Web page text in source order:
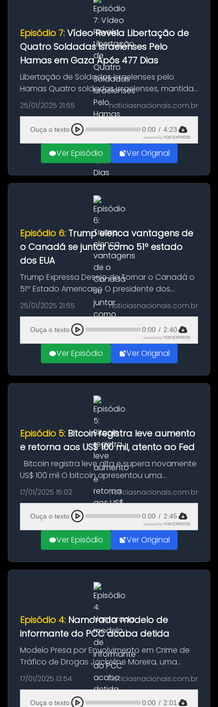
Episódio 7: Vídeo Revela Libertação de
Quatro Soldadas Israelenses Pelo
Hamas em Gaza Após 477 Dias
Libertação de Soldadas Israelenses pelo
Hamas Quatro soldadas israelenses, mantidas
reféns pelo grupo Hamas por 477 dias, foram
finalmente libertadas neste sábado, em uma
cerimônia realizada na cidade...
25/01/2025 21:55 noticiasnacionais.com.br
Ouça o texto 0:00 / 4:23
powered by VOICEXPRESS
Ver Episódio Ver Original
Episódio 6: Trump elenca vantagens de
o Canadá se juntar como 51º estado
dos EUA
Trump Expressa Desejo de Tornar o Canadá o
51º Estado Americano O presidente dos
Estados Unidos, Donald Trump, reiterou seu
interesse em ver o Canadá se tornar o 51º
estado da América, prometendo uma ...
25/01/2025 21:55 noticiasnacionais.com.br
Ouça o texto 0:00 / 2:40
powered by VOICEXPRESS
Ver Episódio Ver Original
Episódio 5: Bitcoin registra leve aumento
e retorna aos US$ 100 mil, atento ao Fed
Bitcoin registra leve alta e supera novamente
US$ 100 mil O bitcoin apresentou uma
pequena valorização nesta quinta-feira (16),
suficiente para posicionar a criptomoeda
novamente acima da marca dos ...
17/01/2025 15:02 noticiasnacionais.com.br
Ouça o texto 0:00 / 2:45
powered by VOICEXPRESS
Ver Episódio Ver Original
Episódio 4: Namorada modelo de
informante do PCC acaba detida
Modelo Presa por Envolvimento em Crime de
Tráfico de Drogas Jackeline Moreira, uma
modelo de 28 anos, foi detida pelo
Departamento de Homicídios e Proteção à
Pessoa (DHPP) nesta quinta-feira (16). Ela...
17/01/2025 13:54 noticiasnacionais.com.br
Ouça o texto 0:00 / 2:01